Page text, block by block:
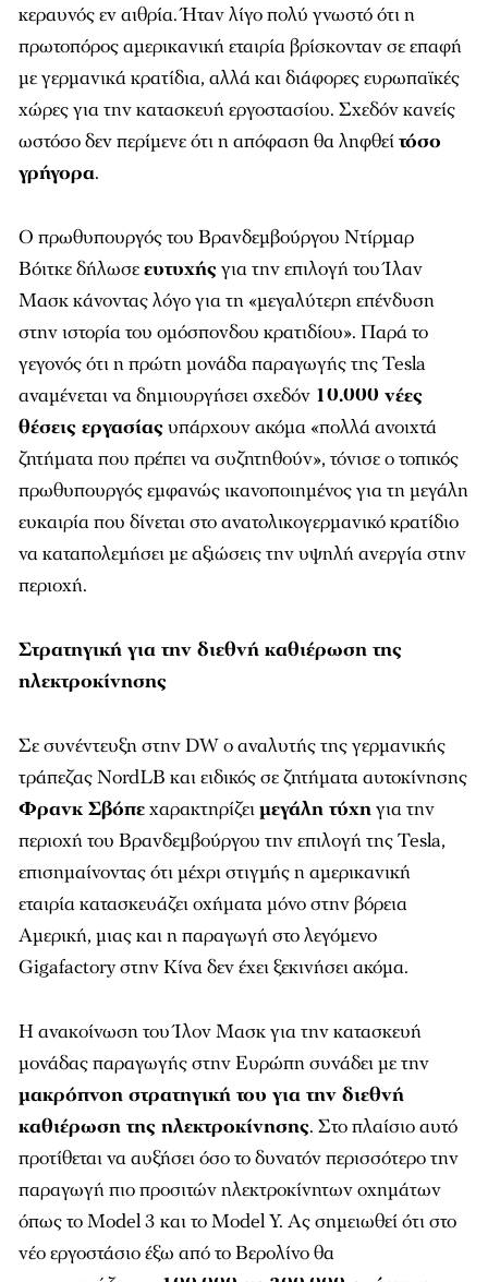
κεραυνός εν αιθρία. Ήταν λίγο πολύ γνωστό ότι η
πρωτοπόρος αμερικανική εταιρία βρίσκονταν σε επαφή
με γερμανικά κρατίδια, αλλά και διάφορες ευρωπαϊκές
χώρες για την κατασκευή εργοστασίου. Σχεδόν κανείς
ωστόσο δεν περίμενε ότι η απόφαση θα ληφθείτόσο
γρήγορα.
Ο πρωθυπουργός του Βρανδεμβούργου Ντίρμαρ
Βόιτκε δήλωσεευτυχήςγια την επιλογή του Ίλαν
Μασκ κάνοντας λόγο για τη «μεγαλύτερη επένδυση
στην ιστορία του ομόσπονδου κρατιδίου». Παρά το
γεγονός ότι η πρώτη μονάδα παραγωγής της Tesla
αναμένεται να δημιουργήσει σχεδόν 10.000 νέες
θέσεις εργασίαςυπάρχουν ακόμα «πολλά ανοιχτά
ζητήματα που πρέπει να συζητηθούν», τόνισε ο τοπικός
πρωθυπουργός εμφανώς ικανοποιημένος για τη μεγάλη
ευκαιρία που δίνεται στο ανατολικογερμανικό κρατίδιο
να καταπολεμήσει με αξιώσεις την υψηλή ανεργία στην
περιοχή.
Στρατηγική για την διεθνή καθιέρωση της
ηλεκτροκίνησης
Σε συνέντευξη στηνDWo αναλυτής της γερμανικής
τράπεζας NordLB και ειδικός σε ζητήματα αυτοκίνησης
Φρανκ Σβόπεχαρακτηρίζειμεγάλη τύχηγια την
περιοχή του Βρανδεμβούργου την επιλογή της Tesla,
επισημαίνοντας ότι μέχρι στιγμής η αμερικανική
εταιρία κατασκευάζει οχήματα μόνο στην βόρεια
Αμερική, μιας και η παραγωγή στο λεγόμενο
Gigafactory στην Κίνα δεν έχει ξεκινήσει ακόμα.
Η ανακοίνωση του Ίλον Μασκ για την κατασκευή
μονάδας παραγωγής στην Ευρώπη συνάδει με την
μακρόπνοη στρατηγική του για την διεθνή
καθιέρωση της ηλεκτροκίνησης. Στο πλαίσιο αυτό
προτίθεται να αυξήσει όσο το δυνατόν περισσότερο την
παραγωγή πιο προσιτών ηλεκτροκίνητων οχημάτων
όπως το Model 3 και το Model Y. Ας σημειωθεί ότι στο
νέο εργοστάσιο έξω από το Βερολίνο θα